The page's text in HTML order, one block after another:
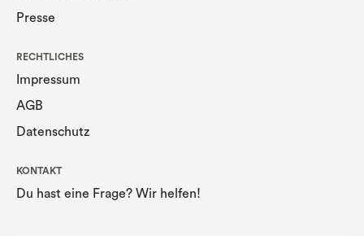
Presse
RECHTLICHES
Impressum
AGB
Datenschutz
KONTAKT
Du hast eine Frage? Wir helfen!